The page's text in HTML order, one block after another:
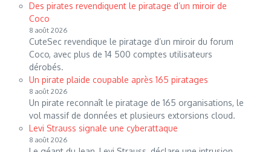
Des pirates revendiquent le piratage d’un miroir de
Coco
8 août 2026
CuteSec revendique le piratage d’un miroir du forum
Coco, avec plus de 14 500 comptes utilisateurs
dérobés.
Un pirate plaide coupable après 165 piratages
8 août 2026
Un pirate reconnaît le piratage de 165 organisations, le
vol massif de données et plusieurs extorsions cloud.
Levi Strauss signale une cyberattaque
8 août 2026